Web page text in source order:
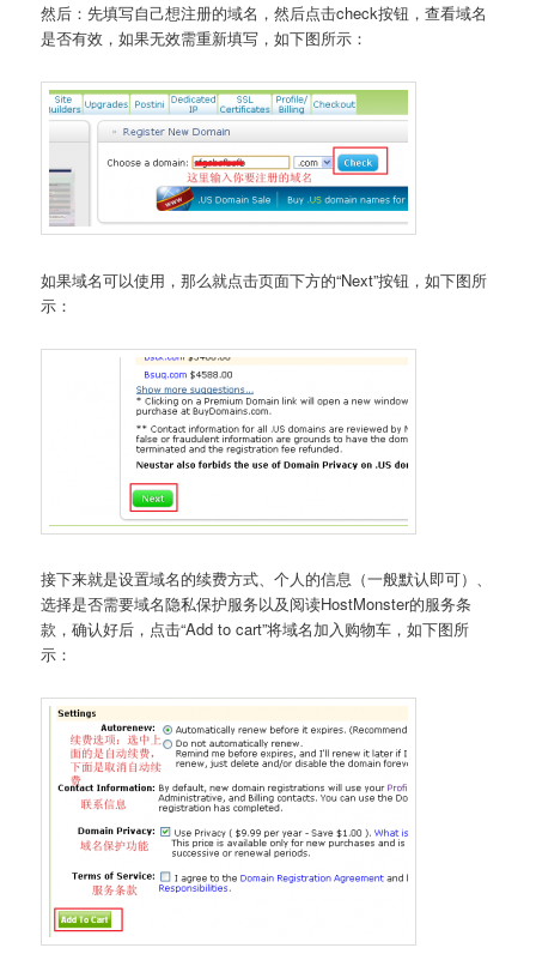
然后：先填写自己想注册的域名，然后点击check按钮，查看域名
是否有效，如果无效需重新填写，如下图所示：
如果域名可以使用，那么就点击页面下方的“Next”按钮，如下图所
示：
接下来就是设置域名的续费方式、个人的信息（一般默认即可）、
选择是否需要域名隐私保护服务以及阅读HostMonster的服务条
款，确认好后，点击“Add to cart”将域名加入购物车，如下图所
示：